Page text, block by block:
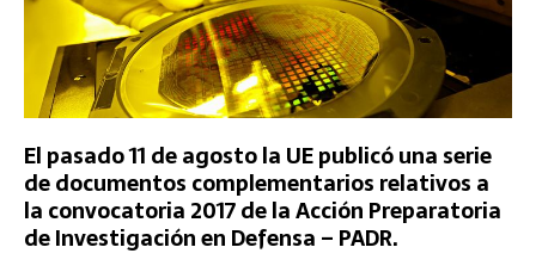
El pasado 11 de agosto la UE publicó una serie
de documentos complementarios relativos a
la convocatoria 2017 de la Acción Preparatoria
de Investigación en Defensa – PADR.